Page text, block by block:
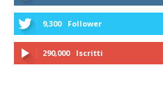
9,300 Follower
290,000 Iscritti